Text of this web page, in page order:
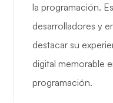
la programación.
desarrolladores y
destacar su
digital memorable
programación.